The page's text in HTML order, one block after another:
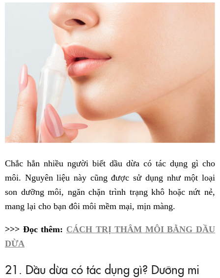
Chắc hẳn nhiều người biết dầu dừa có tác dụng gì cho
môi. Nguyên liệu này cũng được sử dụng như một loại
son dưỡng môi, ngăn chặn trình trạng khô hoặc nứt nẻ,
mang lại cho bạn đôi môi mềm mại, mịn màng.
>>> Đọc thêm: CÁCH TRỊ THÂM MÔI BẰNG DẦU
DỪA
21. Dầu dừa có tác dụng gì? Dưỡng mi